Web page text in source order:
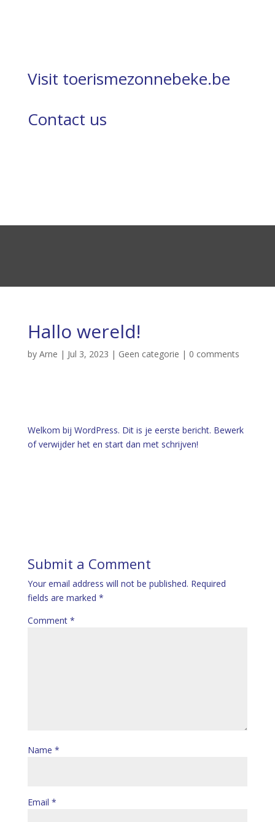
Visit toerismezonnebeke.be
Contact us
Hallo wereld!
by Arne | Jul 3, 2023 | Geen categorie | 0 comments
Welkom bij WordPress. Dit is je eerste bericht. Bewerk
of verwijder het en start dan met schrijven!
Submit a Comment
Your email address will not be published. Required
fields are marked *
Comment *
Name *
Email *